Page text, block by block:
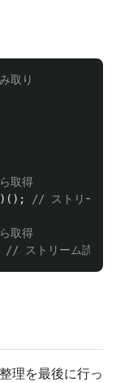
取り
取得
)(); // ストリーム
取得
// ストリーム読み
理を最後に行っ